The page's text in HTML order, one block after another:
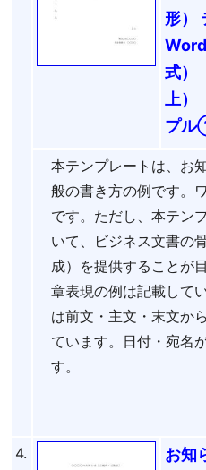
形）
式）
上
プル
本テンプレートは、お
般の書き方の例です。
です。ただし、本テン
いて、ビジネス文書の
成）を提供することが
章表現の例は記載して
は前文・主文・末文か
ています。日付・宛名
す。
4.
お知